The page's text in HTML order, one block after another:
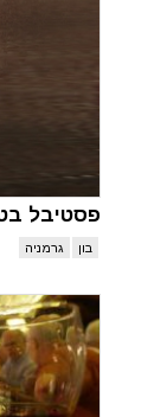
פסטיבל
בון גרמניה